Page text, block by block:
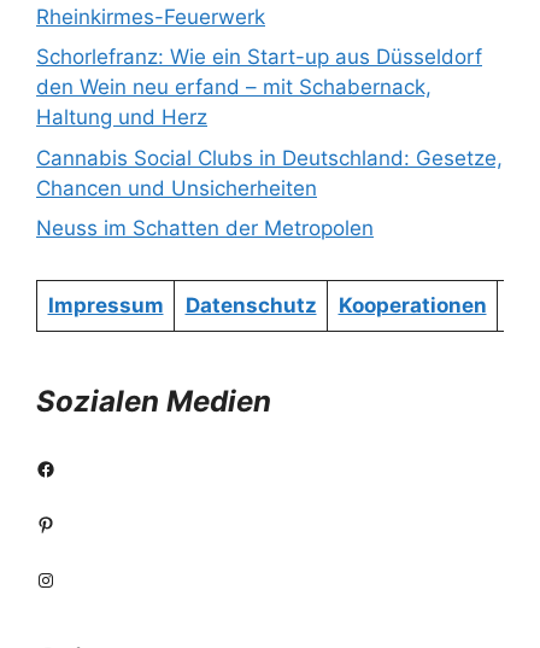
Rheinkirmes-Feuerwerk
Schorlefranz: Wie ein Start-up aus Düsseldorf
den Wein neu erfand – mit Schabernack,
Haltung und Herz
Cannabis Social Clubs in Deutschland: Gesetze,
Chancen und Unsicherheiten
Neuss im Schatten der Metropolen
Impressum Datenschutz Kooperationen
Sozialen Medien
Facebook
Pinterest
Instagram